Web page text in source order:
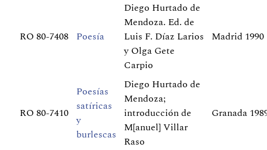
RO 80-7408 Poesía
Diego Hurtado de
Mendoza. Ed. de
Luis F. Díaz Larios
y Olga Gete
Carpio
Madrid 1990
RO 80-7410
Poesías
satíricas
y
burlescas
Diego Hurtado de
Mendoza;
introducción de
M[anuel] Villar
Raso
Granada